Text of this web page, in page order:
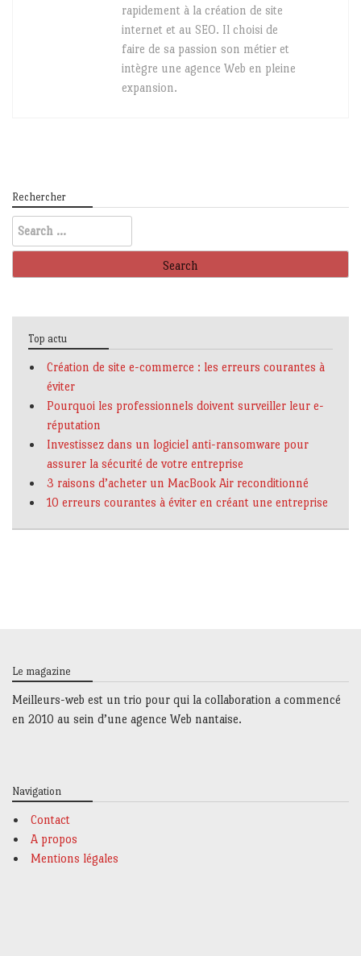
rapidement à la création de site
internet et au SEO. Il choisi de
faire de sa passion son métier et
intègre une agence Web en pleine
expansion.
Rechercher
Search
for:
Top actu
Création de site e-commerce : les erreurs courantes à
éviter
Pourquoi les professionnels doivent surveiller leur e-
réputation
Investissez dans un logiciel anti-ransomware pour
assurer la sécurité de votre entreprise
3 raisons d’acheter un MacBook Air reconditionné
10 erreurs courantes à éviter en créant une entreprise
Le magazine
Meilleurs-web est un trio pour qui la collaboration a commencé
en 2010 au sein d’une agence Web nantaise.
Navigation
Contact
A propos
Mentions légales